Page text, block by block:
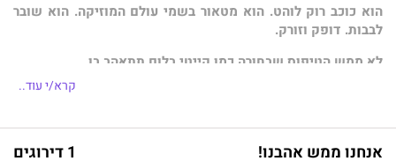
הוא כוכב רוק לוהט. הוא מטאור בשמי עולם המוזיקה. הוא שובר
לבבות. דופק וזורק.
לא ממש הטיפוס שבחורה כמו קייטי בלום תתאהב בו.
אחרי הכול, החיים שלה סוף־סוף רגועים, והלב שלה כבר לא שבור
כל מה שהיא צריכה לעשות זה להצטלם לקליפ החדש שלו
קרא/י עוד..
אנחנו ממש אהבנו! 1 דירוגים